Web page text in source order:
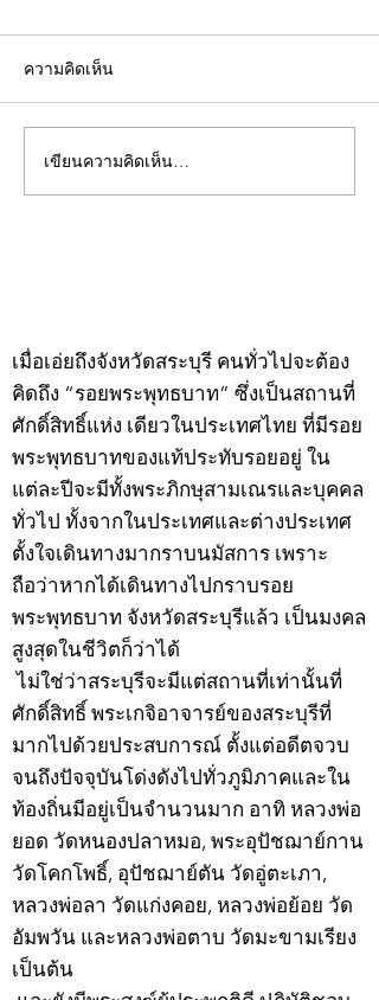
คอลัมน์"จับชีพจรวงการ
พระ"ประจำพุธที่ 29
ความคิดเห็น
เขียนความคิดเห็น…
เมื่อเอ่ยถึงจังหวัดสระบุรี คนทั่วไปจะต้อง
คิดถึง “รอยพระพุทธบาท” ซึ่งเป็นสถานที่
ศักดิ์สิทธิ์แห่ง เดียวในประเทศไทย ที่มีรอย
พระพุทธบาทของแท้ประทับรอยอยู่ ใน
แต่ละปีจะมีทั้งพระภิกษุสามเณรและบุคคล
ทั่วไป ทั้งจากในประเทศและต่างประเทศ
ตั้งใจเดินทางมากราบนมัสการ เพราะ
ถือว่าหากได้เดินทางไปกราบรอย
พระพุทธบาท จังหวัดสระบุรีแล้ว เป็นมงคล
สูงสุดในชีวิตก็ว่าได้
ไม่ใช่ว่าสระบุรีจะมีแต่สถานที่เท่านั้นที่
ศักดิ์สิทธิ์ พระเกจิอาจารย์ของสระบุรีที่
มากไปด้วยประสบการณ์ ตั้งแต่อดีตจวบ
จนถึงปัจจุบันโด่งดังไปทั่วภูมิภาคและใน
ท้องถิ่นมีอยู่เป็นจำนวนมาก อาทิ หลวงพ่อ
ยอด วัดหนองปลาหมอ, พระอุปัชฌาย์กาน
วัดโคกโพธิ์, อุปัชฌาย์ตัน วัดอู่ตะเภา,
หลวงพ่อลา วัดแก่งคอย, หลวงพ่อย้อย วัด
อัมพวัน และหลวงพ่อตาบ วัดมะขามเรียง
เป็นต้น